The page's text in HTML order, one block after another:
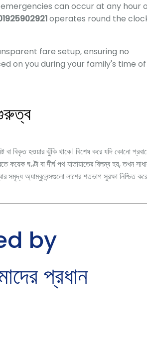
can occur at any hour
operates round the
fare setup, ensuring no
on you during your family's time of
বা বিকৃত হওয়ার ঝুঁকি থাকে। বিশেষ করে যদি কোনো
ঘণ্টা বা দীর্ঘ পথ যাতায়াতের বিলম্ব হয়, তখন
সমৃদ্ধ অ্যাম্বুলেন্সগুলো লাশের শতভাগ সুরক্ষা নিশ্চিত করে
by
প্রধান